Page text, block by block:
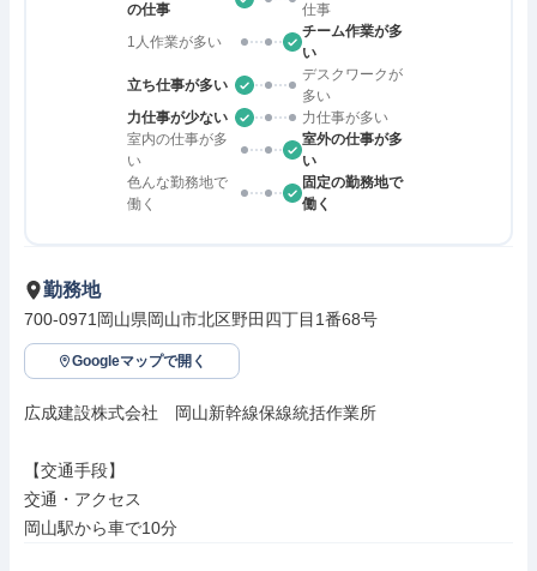
の仕事
仕事
1人作業が多い
チーム作業が多
い
立ち仕事が多い
デスクワークが
多い
力仕事が少ない
力仕事が多い
室内の仕事が多
い
室外の仕事が多
い
色んな勤務地で
働く
固定の勤務地で
働く
勤務地
700-0971岡山県岡山市北区野田四丁目1番68号
Googleマップで開く
広成建設株式会社　岡山新幹線保線統括作業所
【交通手段】
交通・アクセス
岡山駅から車で10分